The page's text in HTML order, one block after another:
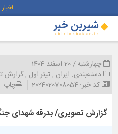
اخبار
چهارشنبه / 20 اسفند 1404
دسته‌بندی: ایران ,تیتر اول ,گزارش
کد خبر: 2024020708054 چاپ
گزارش تصویری/ بدرقه شهدای